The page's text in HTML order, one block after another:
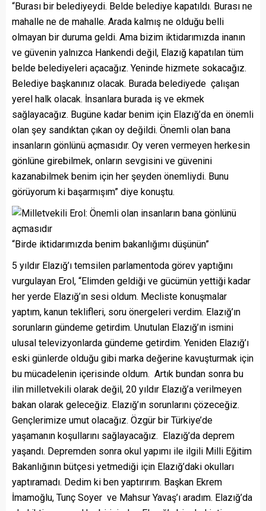
“Burası bir belediyeydi. Belde belediye kapatıldı. Burası ne
mahalle ne de mahalle. Arada kalmış ne olduğu belli
olmayan bir duruma geldi. Ama bizim iktidarımızda inanın
ve güvenin yalnızca Hankendi değil, Elazığ kapatılan tüm
belde belediyeleri açacağız. Yeninde hizmete sokacağız.
Belediye başkanınız olacak. Burada belediyede çalışan
yerel halk olacak. İnsanlara burada iş ve ekmek
sağlayacağız. Bugüne kadar benim için Elazığ’da en önemli
olan şey sandıktan çıkan oy değildi. Önemli olan bana
insanların gönlünü açmasıdır. Oy veren vermeyen herkesin
gönlüne girebilmek, onların sevgisini ve güvenini
kazanabilmek benim için her şeyden önemliydi. Bunu
görüyorum ki başarmışım” diye konuştu.
“Birde iktidarımızda benim bakanlığımı düşünün”
5 yıldır Elazığ’ı temsilen parlamentoda görev yaptığını
vurgulayan Erol, “Elimden geldiği ve gücümün yettiği kadar
her yerde Elazığ’ın sesi oldum. Mecliste konuşmalar
yaptım, kanun teklifleri, soru önergeleri verdim. Elazığ’ın
sorunların gündeme getirdim. Unutulan Elazığ’ın ismini
ulusal televizyonlarda gündeme getirdim. Yeniden Elazığ’ı
eski günlerde olduğu gibi marka değerine kavuşturmak için
bu mücadelenin içerisinde oldum. Artık bundan sonra bu
ilin milletvekili olarak değil, 20 yıldır Elazığ’a verilmeyen
bakan olarak geleceğiz. Elazığ’ın sorunlarını çözeceğiz.
Gençlerimize umut olacağız. Özgür bir Türkiye’de
yaşamanın koşullarını sağlayacağız. Elazığ’da deprem
yaşandı. Depremden sonra okul yapımı ile ilgili Milli Eğitim
Bakanlığının bütçesi yetmediği için Elazığ’daki okulları
yaptıramadı. Dedim ki ben yaptırırım. Başkan Ekrem
İmamoğlu, Tunç Soyer ve Mahsur Yavaş’ı aradım. Elazığ’da